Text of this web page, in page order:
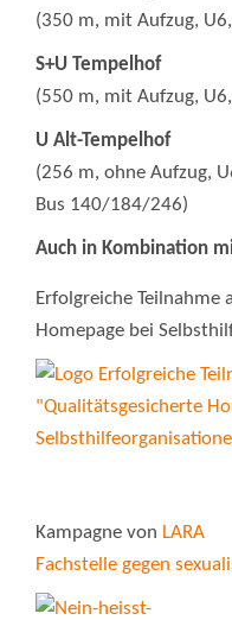
(350 m, mit Aufzug,
S+U Tempelhof
(550 m, mit Aufzug, U6,
U Alt-Tempelhof
(256 m, ohne Aufzug,
Bus 140/184/246)
Auch in Kombination
Erfolgreiche
Homepage bei
Kampagne von LARA
Fachstelle gegen